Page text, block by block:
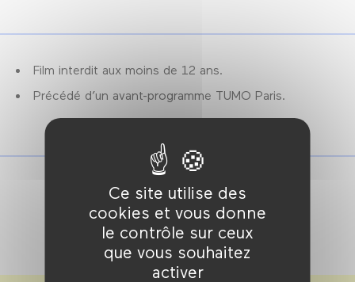
Ce site utilise des
cookies et vous donne
le contrôle sur ceux
que vous souhaitez
activer
Film interdit aux moins de 12 ans.
Précédé d’un avant-programme TUMO Paris.